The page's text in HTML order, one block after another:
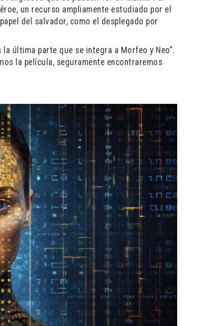
un recurso ampliamente estudiado por el
del salvador, como el desplegado por
última parte que se integra a Morfeo y Neo”.
la película, seguramente encontraremos